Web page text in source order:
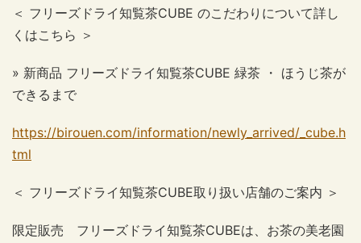
＜ フリーズドライ知覧茶CUBE のこだわりについて詳し
くはこちら ＞
» 新商品 フリーズドライ知覧茶CUBE 緑茶 ・ ほうじ茶が
できるまで
https://birouen.com/information/newly_arrived/_cube.h
tml
＜ フリーズドライ知覧茶CUBE取り扱い店舗のご案内 ＞
限定販売 フリーズドライ知覧茶CUBEは、お茶の美老園